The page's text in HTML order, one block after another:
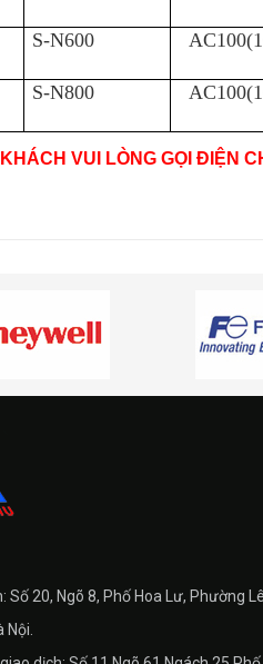
S-N600
S-N800
VUI LÒNG GỌI ĐIỆN
Số 20, Ngõ 8, Phố Hoa Lư, Phường
Nội.